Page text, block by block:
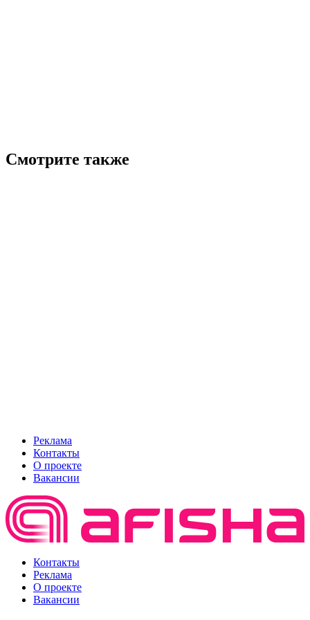
Смотрите также
Реклама
Контакты
О проекте
Вакансии
Контакты
Реклама
О проекте
Вакансии